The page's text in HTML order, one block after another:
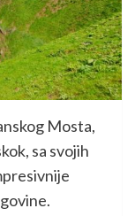
Mosta,
sa svojih